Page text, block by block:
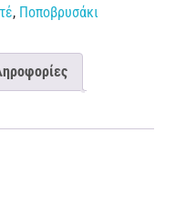
, Ποποβρυσάκι